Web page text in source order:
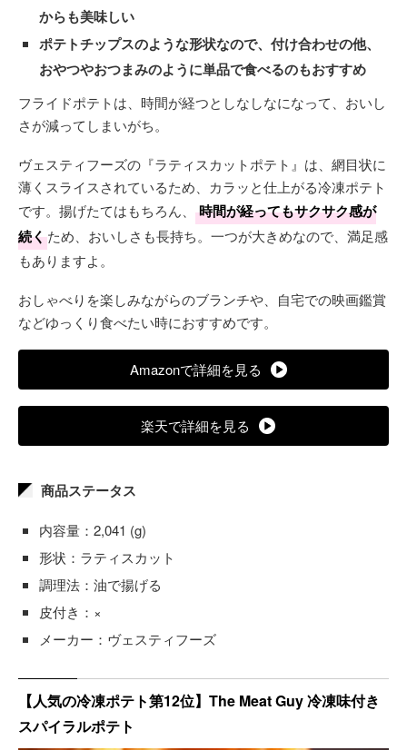
からも美味しい
ポテトチップスのような形状なので、付け合わせの他、
おやつやおつまみのように単品で食べるのもおすすめ
フライドポテトは、時間が経つとしなしなになって、おいし
さが減ってしまいがち。
ヴェスティフーズの『ラティスカットポテト』は、網目状に
薄くスライスされているため、カラッと仕上がる冷凍ポテト
です。揚げたてはもちろん、
時間が経ってもサクサク感が
続くため、おいしさも長持ち。一つが大きめなので、満足感
もありますよ。
おしゃべりを楽しみながらのブランチや、自宅での映画鑑賞
などゆっくり食べたい時におすすめです。
Amazonで詳細を見る
楽天で詳細を見る
商品ステータス
内容量：2,041 (g)
形状：ラティスカット
調理法：油で揚げる
皮付き：×
メーカー：ヴェスティフーズ
【人気の冷凍ポテト第12位】The Meat Guy 冷凍味付き
スパイラルポテト